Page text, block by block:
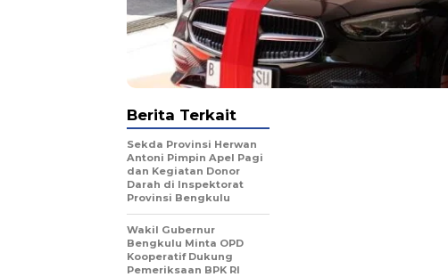
Berita Terkait
Sekda Provinsi Herwan
Antoni Pimpin Apel Pagi
dan Kegiatan Donor
Darah di Inspektorat
Provinsi Bengkulu
Wakil Gubernur
Bengkulu Minta OPD
Kooperatif Dukung
Pemeriksaan BPK RI